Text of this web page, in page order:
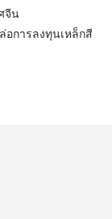
จีน
อการลงทุนเหล็กสี